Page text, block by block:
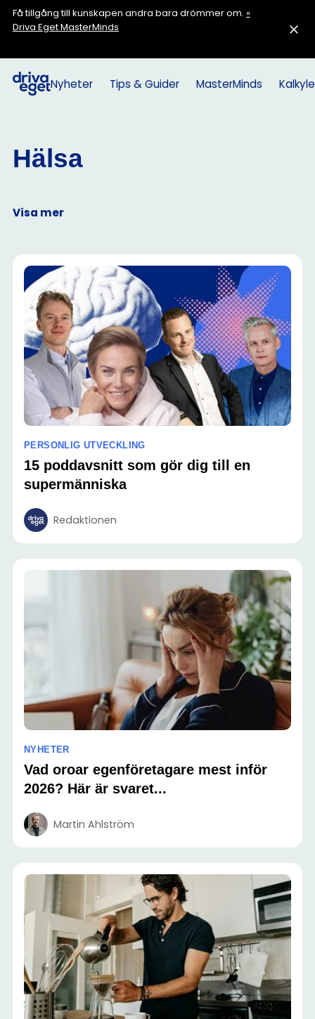
Få tillgång till kunskapen andra bara drömmer om. »
Driva Eget MasterMinds
Nyheter Tips & Guider MasterMinds
Hälsa
Visa mer
PERSONLIG UTVECKLING
15 poddavsnitt som gör dig till en
supermänniska
Redaktionen
NYHETER
Vad oroar egenföretagare mest inför
2026? Här är svaret...
Martin Ahlström